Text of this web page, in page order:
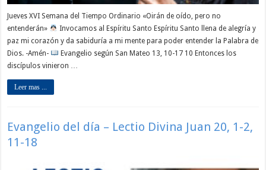
Jueves XVI Semana del Tiempo Ordinario «Oirán de oído, pero no
entenderán»
Invocamos al Espíritu Santo Espíritu Santo llena de alegría y
paz mi corazón y da sabiduría a mi mente para poder entender la Palabra de
Dios. -Amén-
Evangelio según San Mateo 13, 10-17 10 Entonces los
discípulos vinieron …
Leer mas ...
Evangelio del día – Lectio Divina Juan 20, 1-2,
11-18